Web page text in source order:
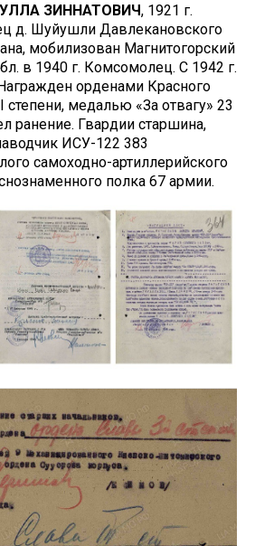
ЗИННАТОВИЧ, 1921 г.
д. Шуйушли Давлекановского
мобилизован Магнитогорский
в 1940 г. Комсомолец. С 1942 г.
орденами Красного
медалью «За отвагу» 23
ранение. Гвардии старшина,
ИСУ-122 383
самоходно-артиллерийского
полка 67 армии.